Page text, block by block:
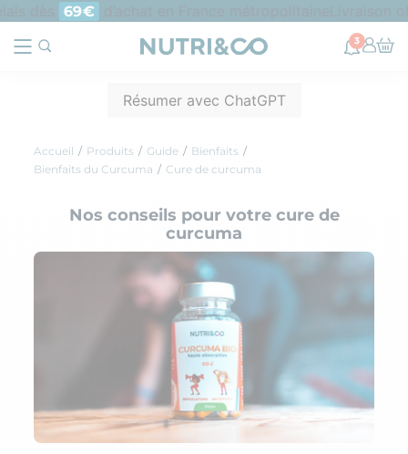
69€ d’achat en France métropolitaine
3
Résumer avec ChatGPT
Accueil Produits Guide
Bienfaits
Bienfaits du Curcuma
Cure de curcuma
Nos conseils pour votre cure de
curcuma